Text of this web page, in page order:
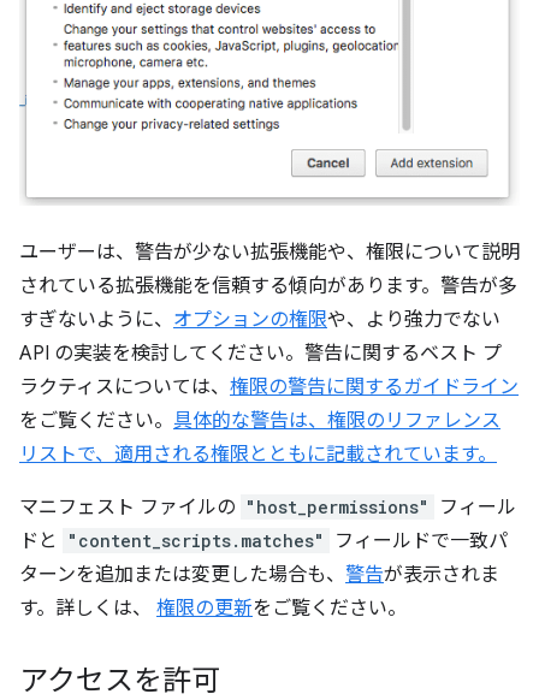
ユーザーは、警告が少ない拡張機能や、権限について説明
されている拡張機能を信頼する傾向があります。警告が多
すぎないように、 オプションの権限や、より強力でない
API の実装を検討してください。警告に関するベスト プ
ラクティスについては、 権限の警告に関するガイドライン
をご覧ください。 具体的な警告は、権限のリファレンス
リストで、適用される権限とともに記載されています。
マニフェスト ファイルの "host_permissions"
フィール
ドと
"content_scripts.matches"
フィールドで一致パ
ターンを追加または変更した場合も、 警告が表示されま
す。詳しくは、 権限の更新をご覧ください。
アクセスを許可